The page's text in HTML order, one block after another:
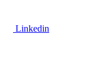
Linkedin